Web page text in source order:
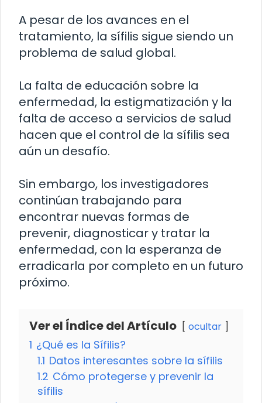
A pesar de los avances en el
tratamiento, la sífilis sigue siendo un
problema de salud global.
La falta de educación sobre la
enfermedad, la estigmatización y la
falta de acceso a servicios de salud
hacen que el control de la sífilis sea
aún un desafío.
Sin embargo, los investigadores
continúan trabajando para
encontrar nuevas formas de
prevenir, diagnosticar y tratar la
enfermedad, con la esperanza de
erradicarla por completo en un futuro
próximo.
Ver el Índice del Artículo ocultar
1 ¿Qué es la Sífilis?
1.1 Datos interesantes sobre la sífilis
1.2 Cómo protegerse y prevenir la
sífilis